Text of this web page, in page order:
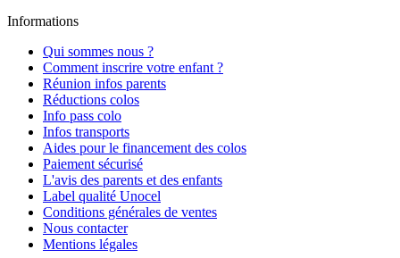
Informations
Qui sommes nous ?
Comment inscrire votre enfant ?
Réunion infos parents
Réductions colos
Info pass colo
Infos transports
Aides pour le financement des colos
Paiement sécurisé
L'avis des parents et des enfants
Label qualité Unocel
Conditions générales de ventes
Nous contacter
Mentions légales